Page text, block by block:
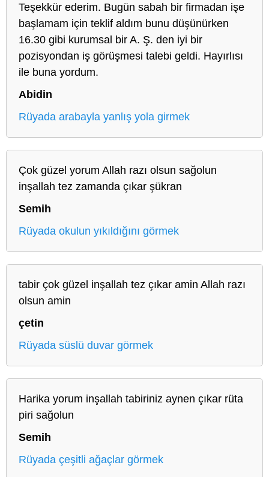
Teşekkür ederim. Bugün sabah bir firmadan işe
başlamam için teklif aldım bunu düşünürken
16.30 gibi kurumsal bir A. Ş. den iyi bir
pozisyondan iş görüşmesi talebi geldi. Hayırlısı
ile buna yordum.
Abidin
Rüyada arabayla yanlış yola girmek
Çok güzel yorum Allah razı olsun sağolun
inşallah tez zamanda çıkar şükran
Semih
Rüyada okulun yıkıldığını görmek
tabir çok güzel inşallah tez çıkar amin Allah razı
olsun amin
çetin
Rüyada süslü duvar görmek
Harika yorum inşallah tabiriniz aynen çıkar rüta
piri sağolun
Semih
Rüyada çeşitli ağaçlar görmek